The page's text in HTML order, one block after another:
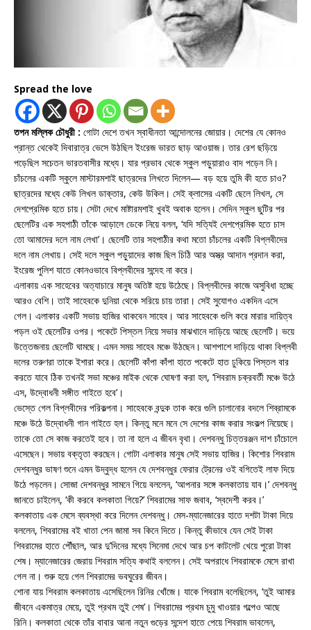
Spread the love
তপন মল্লিক চৌধুরী : গোটা দেশে তখন স্বাধীনতা আন্দোলনের জোয়ার। দেশের যে কোনও
প্রান্ত থেকেই দিবারাত্র ভেসে উঠছিল ইংরেজ ভারত ছাড় আওয়াজ। তার রেশ ছড়িয়ে
পড়েছিল সচেতন ভারতবাসীর মধ্যে। যার প্রভাব থেকে স্কুল পড়ুয়ারাও বাদ পড়েন নি।
চাঁচলের একটি স্কুলে মাস্টারমশাই ছাত্রদের লিখতে দিলেন— বড় হয়ে তুমি কী হতে চাও?
ছাত্রদের মধ্যে কেউ লিখল ডাক্তার, কেউ উকিল। সেই ক্লাসের একটি ছেলে লিখল, সে
দেশপ্রেমিক হতে চায়। সেটা দেখে মাষ্টারমশাই খুবই অবাক হলেন। সেদিন স্কুল ছুটির পর
ছেলেটির এক সহপাঠী তাঁকে আড়ালে ডেকে নিয়ে বলল, ‘যদি সত্যিই দেশপ্রেমিক হতে চাস
তো আমাদের দলে নাম লেখা’। ছেলেটি তার সহপাঠীর কথা মতো চাঁচলের একটি বিপ্লবীদের
দলে নাম লেখায়। সেই দলে স্কুল পড়ুয়াদের কাজ ছিল চিঠি আর অস্ত্র আদান প্রদান করা,
ইংরেজ পুলিশ যাতে কোনওভাবে বিপ্লবীদের সন্দেহ না করে।
এলাকায় এক সাহেবের অত্যাচারে মানুষ অতিষ্ট হয়ে উঠেছে। বিপ্লবীদের কাজে অসুবিধা হচ্ছে
আরও বেশি। তাই সাহেবকে দুনিয়া থেকে সরিয়ে চায় তারা। সেই সুযোগও একদিন এসে
গেল। এলাকার একটি সভায় হাজির থাকবেন সাহেব। আর সাহেবকে গুলি করে মারার দায়িত্ব
পড়ল ওই ছেলেটির ওপর। পকেটে পিস্তল নিয়ে সভার মাঝখানে দাড়িয়ে আছে ছেলেটি। ভয়ে
উত্তেজনায় ছেলেটি ঘামছে। এমন সময় সাহেব মঞ্চে উঠছেন। আশপাশে দাড়িয়ে থাকা বিপ্লবী
দলের তরুণরা তাকে ইশারা করে। ছেলেটি কাঁপা কাঁপা হাতে পকেটে হাত ঢুকিয়ে পিস্তল বার
করতে যাবে ঠিক তখনই সভা মঞ্চের মাইক থেকে ঘোষণা করা হল, ‘শিবরাম চক্রবর্তী মঞ্চে উঠে
এস, উদ্বোধনী সঙ্গীত গাইতে হবে’।
ভেস্তে গেল বিপ্লবীদের পরিকল্পনা। সাহেবকে বন্দুক তাক করে গুলি চালানোর বদলে শিব্রামকে
মঞ্চে উঠে উদ্বোধনী গান গাইতে হল। কিন্তু মনে মনে সে দেশের কাজ করার সংকল্প নিয়েছে।
তাকে তো সে কাজ করতেই হবে। তা না হলে এ জীবন বৃথা। দেশবন্ধু চিত্তরঞ্জন দাশ চাঁচোলে
এসেছেন। সভায় বক্তৃতা করছেন। গোটা এলাকার মানুষ সেই সভায় হাজির। কিশোর শিবরাম
দেশবন্ধুর ভাষণ শুনে এমন উদ্বুদ্ধ হলেন যে দেশবন্ধুর ফেরার ট্রেনের ওই বগিতেই লাফ দিয়ে
উঠে পড়লেন। সোজা দেশবন্ধুর সামনে গিয়ে বললেন, ‘আপনার সঙ্গে কলকাতায় যাব।’ দেশবন্ধু
জানতে চাইলেন, ‘কী করবে কলকাতা গিয়ে?’ শিবরামের সাফ জবাব, ‘স্বদেশী করব।’
কলকাতায় এক মেসে ব্যবস্থা করে দিলেন দেশবন্ধু। মেস-ম্যানেজারের হাতে দশটা টাকা দিয়ে
বললেন, শিবরামের বই খাতা পেন জামা সব কিনে দিতে। কিন্তু কীভাবে যেন সেই টাকা
শিবরামের হাতে পৌঁছাল, আর দু’দিনের মধ্যে সিনেমা দেখে আর চপ কাটলেট খেয়ে পুরো টাকা
শেষ। ম্যানেজারের জেরায় শিবরাম সত্যি কথাই বললেন। সেই অপরাধে শিবরামকে মেসে রাখা
গেল না। শুরু হয়ে গেল শিবরামের ভবঘুরের জীবন।
শোনা যায় শিবরাম কলকাতায় এসেছিলেন রিনির খোঁজে। যাকে শিবরাম বলেছিলেন, ‘তুই আমার
জীবনে একমাত্র মেয়ে, তুই প্রথম তুই শেষ’। শিবরামের প্রথম চুমু খাওয়ার গল্পেও আছে
রিনি। কলকাতা থেকে তাঁর বাবার আনা নতুন গুড়ের সন্দেশ হাতে পেয়ে শিবরাম ভাবলেন,